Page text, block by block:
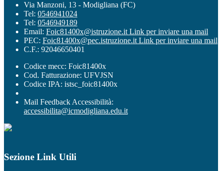
Via Manzoni, 13 - Modigliana (FC)
Tel: 0546941024
Tel: 0546949189
Email: Foic81400x@istruzione.itLink per inviare una mail
PEC: Foic81400x@pec.istruzione.itLink per inviare una mail
C.F.: 92046650401
Codice mecc: Foic81400x
Cod. Fatturazione: UFVJSN
Codice IPA: istsc_foic81400x
Mail Feedback Accessibilità:
accessibilita@icmodigliana.edu.it
Sezione Link Utili